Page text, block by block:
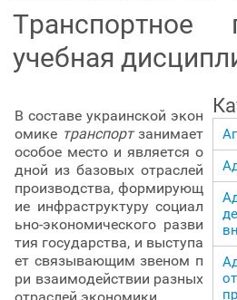
Транспортное
учебная
В составе украинской экон
омике транспортзанимает
особое место и является о
дной из базовых отраслей
производства, формирующ
ие инфраструктуру социал
ьно-экономического разви
тия государства, и выступа
ет связывающим звеном п
ри взаимодействии разных